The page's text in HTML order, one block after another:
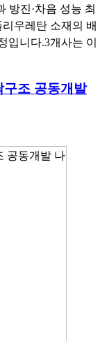
방진·차음 성능 최
우레탄 소재의 배
입니다.3개사는 이
구조 공동개발